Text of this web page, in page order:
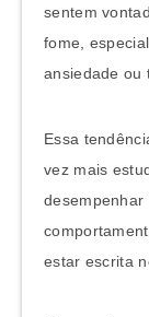
sentem
fome,
ansiedade ou
Essa
vez mais
desempenhar
estar escrita